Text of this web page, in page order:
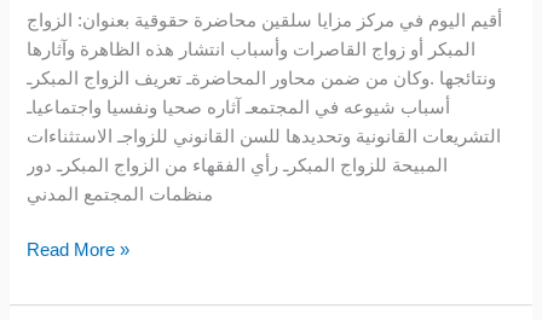
أقيم اليوم في مركز مزايا سلقين محاضرة حقوقية بعنوان: الزواج
المبكر أو زواج القاصرات وأسباب انتشار هذه الظاهرة وآثارها
ونتائجها .وكان من ضمن محاور المحاضرةـ تعريف الزواج المبكرـ
أسباب شيوعه في المجتمعـ آثاره صحيا ونفسيا واجتماعياـ
التشريعات القانونية وتحديدها للسن القانوني للزواجـ الاستثناءات
المبيحة للزواج المبكرـ رأي الفقهاء من الزواج المبكرـ دور
منظمات المجتمع المدني
القاصرات)
Read More »